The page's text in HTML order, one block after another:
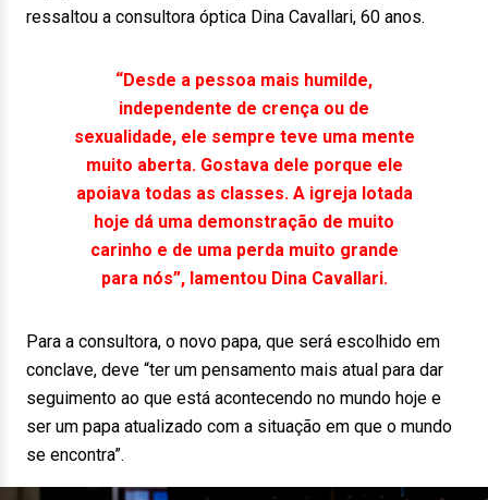
ressaltou a consultora óptica Dina Cavallari, 60 anos.
“Desde a pessoa mais humilde,
independente de crença ou de
sexualidade, ele sempre teve uma mente
muito aberta. Gostava dele porque ele
apoiava todas as classes. A igreja lotada
hoje dá uma demonstração de muito
carinho e de uma perda muito grande
para nós”, lamentou Dina Cavallari.
Para a consultora, o novo papa, que será escolhido em
conclave, deve “ter um pensamento mais atual para dar
seguimento ao que está acontecendo no mundo hoje e
ser um papa atualizado com a situação em que o mundo
se encontra”.